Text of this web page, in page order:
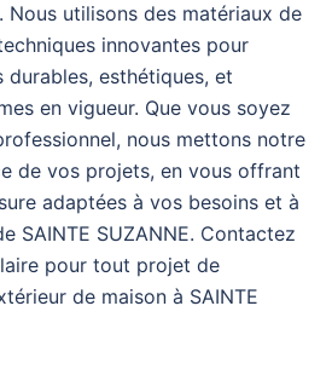
utilisons des matériaux de
innovantes pour
esthétiques, et
en vigueur. Que vous soyez
nous mettons notre
de vos projets, en vous offrant
adaptées à vos besoins et à
SAINTE SUZANNE. Contactez
pour tout projet de
de maison à SAINTE